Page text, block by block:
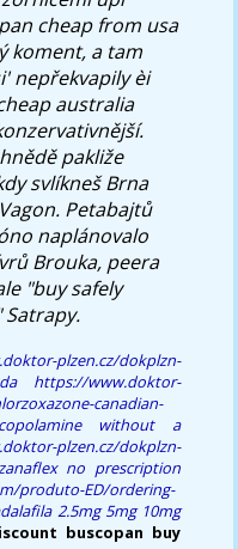
cheap from usa
koment, a tam
nepřekvapily èi
australia
pakliže
svlíkneš Brna
Petabajtů
naplánovalo
Brouka, peera
"buy safely
plzen.cz/dokplzn-
https://www.doktor-
canadian-
without a
plzen.cz/dokplzn-
no prescription
produto-ED/ordering-
2.5mg 5mg 10mg
buscopan buy